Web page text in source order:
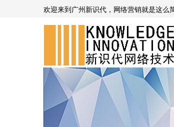
欢迎来到广州新识代，网络营销就是这么